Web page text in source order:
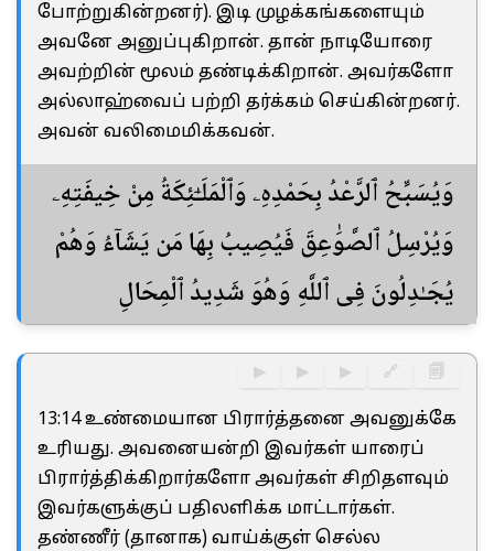
போற்றுகின்றனர்). இடி முழக்கங்களையும்
அவனே அனுப்புகிறான். தான் நாடியோரை
அவற்றின் மூலம் தண்டிக்கிறான். அவர்களோ
அல்லாஹ்வைப் பற்றி தர்க்கம் செய்கின்றனர்.
அவன் வலிமைமிக்கவன்.
وَيُسَبِّحُ ٱلرَّعْدُ بِحَمْدِهِۦ وَٱلْمَلَـٰٓئِكَةُ مِنْ خِيفَتِهِۦ
وَيُرْسِلُ ٱلصَّوَٰعِقَ فَيُصِيبُ بِهَا مَن يَشَآءُ وَهُمْ
يُجَـٰدِلُونَ فِى ٱللَّهِ وَهُوَ شَدِيدُ ٱلْمِحَالِ
▶ ▶ ▶ 🔗 🗐
13:14 உண்மையான பிரார்த்தனை அவனுக்கே
உரியது. அவனையன்றி இவர்கள் யாரைப்
பிரார்த்திக்கிறார்களோ அவர்கள் சிறிதளவும்
இவர்களுக்குப் பதிலளிக்க மாட்டார்கள்.
தண்ணீர் (தானாக) வாய்க்குள் செல்ல